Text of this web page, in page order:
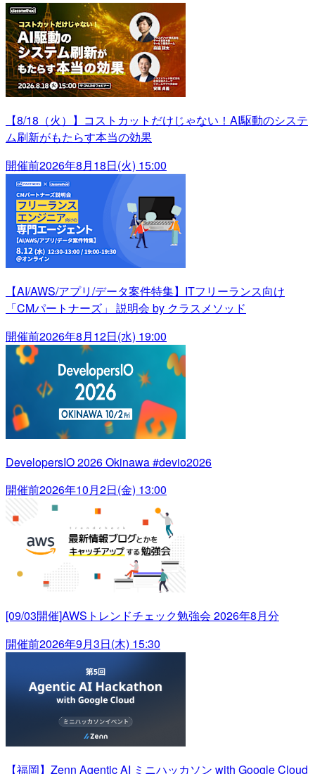
【8/18（火）】コストカットだけじゃない！AI駆動のシステ
ム刷新がもたらす本当の効果
開催前2026年8月18日(火) 15:00
【AI/AWS/アプリ/データ案件特集】ITフリーランス向け
「CMパートナーズ」 説明会 by クラスメソッド
開催前2026年8月12日(水) 19:00
DevelopersIO 2026 Okinawa #devio2026
開催前2026年10月2日(金) 13:00
[09/03開催]AWSトレンドチェック勉強会 2026年8月分
開催前2026年9月3日(木) 15:30
【福岡】Zenn Agentic AI ミニハッカソン with Google Cloud